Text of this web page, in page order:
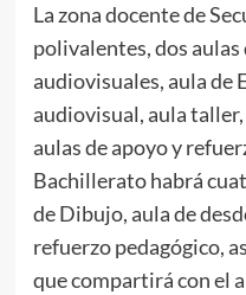
La zona docente de
polivalentes, dos
audiovisuales, aula de
audiovisual, aula taller,
aulas de apoyo y
Bachillerato habrá
de Dibujo, aula de
refuerzo pedagógico,
que compartirá con el